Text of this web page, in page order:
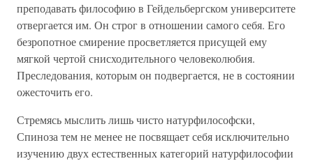
преподавать философию в Гейдельбергском университете
отвергается им. Он строг в отношении самого себя. Его
безропотное смирение просветляется присущей ему
мягкой чертой снисходительного человеколюбия.
Преследования, которым он подвергается, не в состоянии
ожесточить его.
Стремясь мыслить лишь чисто натурфилософски,
Спиноза тем не менее не посвящает себя исключительно
изучению двух естественных категорий натурфилософии